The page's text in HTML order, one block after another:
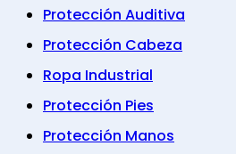
Protección Auditiva
Protección Cabeza
Ropa Industrial
Protección Pies
Protección Manos